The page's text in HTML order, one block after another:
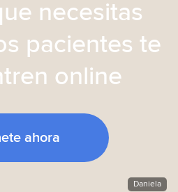
necesitas
pacientes te
online
ahora
Daniela